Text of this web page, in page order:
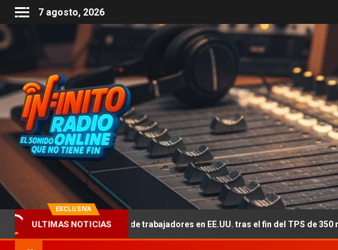
7 agosto, 2026
EXCLUSIVA
ULTIMAS NOTICIAS
por la falta de trabajadores en EE.UU. tras el fin del TPS de 350 mil migrantes